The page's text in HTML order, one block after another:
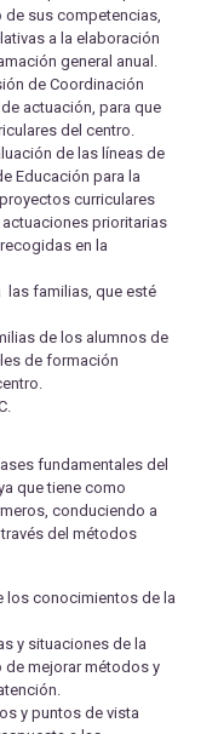
sus competencias,
a la elaboración
general anual.
de Coordinación
actuación, para que
del centro.
de las líneas de
Educación para la
curriculares
prioritarias
en la
las familias, que esté
de los alumnos de
de formación
fundamentales del
que tiene como
conduciendo a
del métodos
los conocimientos de la
y situaciones de la
mejorar métodos y
y puntos de vista